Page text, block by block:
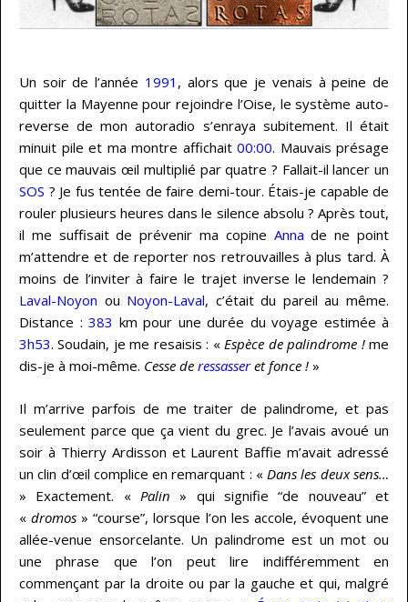
Un soir de l’année 1991 , alors que je venais à peine de
quitter la Mayenne pour rejoindre l’Oise, le système auto-
reverse de mon autoradio s’enraya subitement. Il était
minuit pile et ma montre affichait 00:00. Mauvais présage
que ce mauvais œil multiplié par quatre ? Fallait-il lancer un
SOS ? Je fus tentée de faire demi-tour. Étais-je capable de
rouler plusieurs heures dans le silence absolu ? Après tout,
il me suffisait de prévenir ma copine Anna de ne point
m’attendre et de reporter nos retrouvailles à plus tard. À
moins de l’inviter à faire le trajet inverse le lendemain ?
Laval-Noyon ou Noyon-Laval, c’était du pareil au même.
Distance : 383 km pour une durée du voyage estimée à
3h53. Soudain, je me resaisis : «Espèce de palindrome !me
dis-je à moi-même. Cesse de ressasseret fonce ! »
Il m’arrive parfois de me traiter de palindrome, et pas
seulement parce que ça vient du grec. Je l’avais avoué un
soir à Thierry Ardisson et Laurent Baffie m’avait adressé
un clin d’œil complice en remarquant : « Dans les deux sens…
» Exactement. « Palin » qui signifie “de nouveau” et
«dromos » “course”, lorsque l’on les accole, évoquent une
allée-venue ensorcelante. Un palindrome est un mot ou
une phrase que l’on peut lire indifféremment en
commençant par la droite ou par la gauche et qui, malgré